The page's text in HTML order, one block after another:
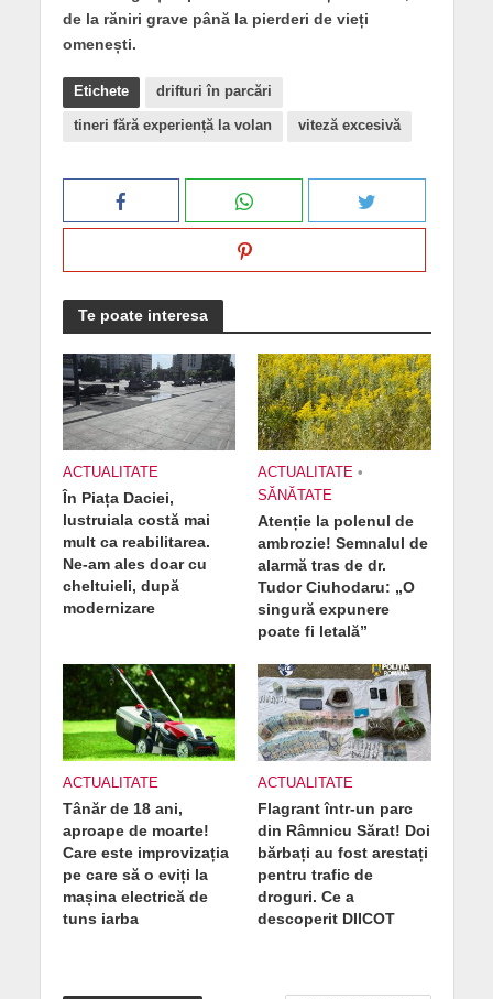
de la răniri grave până la pierderi de vieți
omenești.
Etichete drifturi în parcări
tineri fără experiență la volan viteză excesivă
Te poate interesa
ACTUALITATE
În Piața Daciei,
lustruiala costă mai
mult ca reabilitarea.
Ne-am ales doar cu
cheltuieli, după
modernizare
ACTUALITATE •
SĂNĂTATE
Atenție la polenul de
ambrozie! Semnalul de
alarmă tras de dr.
Tudor Ciuhodaru: „O
singură expunere
poate fi letală”
ACTUALITATE
Tânăr de 18 ani,
aproape de moarte!
Care este improvizația
pe care să o eviți la
mașina electrică de
tuns iarba
ACTUALITATE
Flagrant într-un parc
din Râmnicu Sărat! Doi
bărbați au fost arestați
pentru trafic de
droguri. Ce a
descoperit DIICOT